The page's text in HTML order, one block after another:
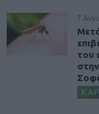
7
του